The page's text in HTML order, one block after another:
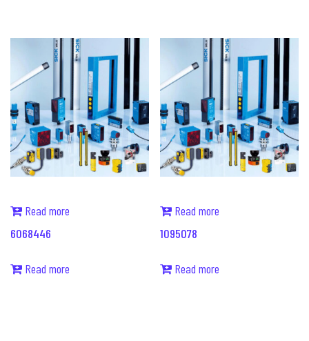
Read more
6068446
Read more
Read more
1095078
Read more